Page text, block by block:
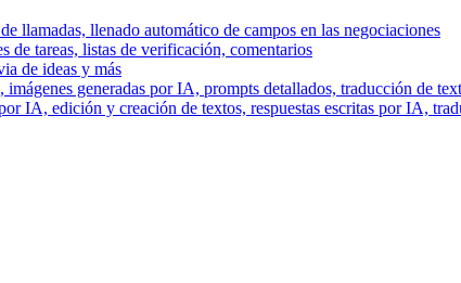
llamadas, llenado automático de campos en las negociaciones
de tareas, listas de verificación, comentarios
de ideas y más
generadas por IA, prompts detallados, traducción de
IA, edición y creación de textos, respuestas escritas por IA,